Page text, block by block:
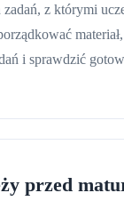
z którymi
materiał,
i sprawdzić
przed